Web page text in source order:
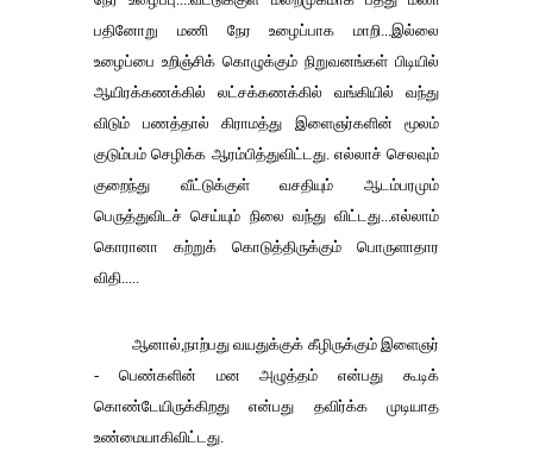
பதினோறு மணி நேர உழைப்பாக மாறி
இல்லை
உழைப்பை உறிஞ்சிக் கொழுக்கும் நிறுவனங்கள் பிடியில்
ஆயிரக்கணக்கில் லட்சக்கணக்கில் வங்கியில் வந்து
விடும் பணத்தால் கிராமத்து இளைஞர்களின் மூலம்
குடும்பம் செழிக்க ஆரம்பித்துவிட்டது. எல்லாச் செலவும்
குறைந்து வீட்டுக்குள் வசதியும் ஆடம்பரமும்
பெருத்துவிடச் செய்யும் நிலை வந்து விட்டது எல்லாம்
கொரானா கற்றுக் கொடுத்திருக்கும் பொருளாதார
விதி
ஆனால் நாற்பது வயதுக்குக் கீழிருக்கும் இளைஞர்
- பெண்களின் மன அழுத்தம் என்பது கூடிக்
கொண்டேயிருக்கிறது என்பது தவிர்க்க முடியாத
உண்மையாகிவிட்டது